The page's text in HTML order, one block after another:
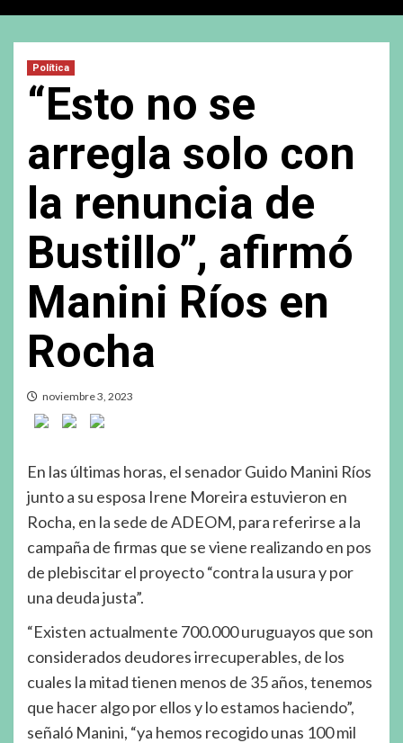
Política
“Esto no se
arregla solo con
la renuncia de
Bustillo”, afirmó
Manini Ríos en
Rocha
noviembre 3, 2023
En las últimas horas, el senador Guido Manini Ríos
junto a su esposa Irene Moreira estuvieron en
Rocha, en la sede de ADEOM, para referirse a la
campaña de firmas que se viene realizando en pos
de plebiscitar el proyecto “contra la usura y por
una deuda justa”.
“Existen actualmente 700.000 uruguayos que son
considerados deudores irrecuperables, de los
cuales la mitad tienen menos de 35 años, tenemos
que hacer algo por ellos y lo estamos haciendo”,
señaló Manini, “ya hemos recogido unas 100 mil